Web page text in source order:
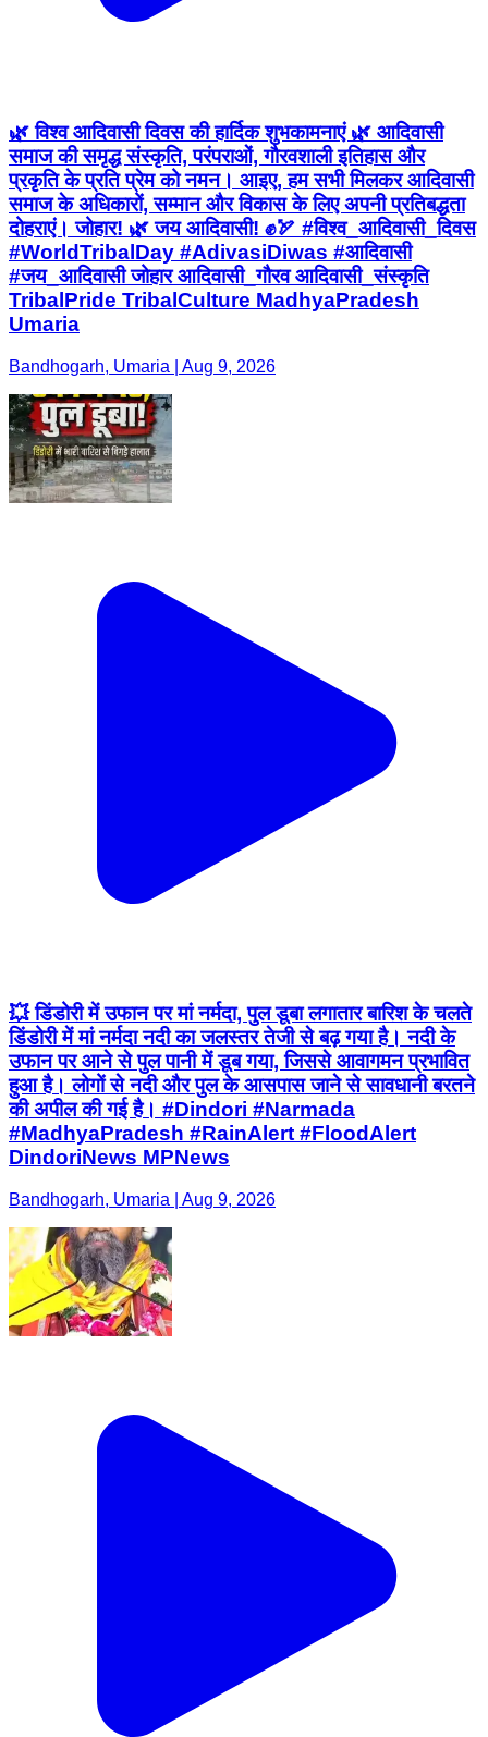
🌿 विश्व आदिवासी दिवस की हार्दिक शुभकामनाएं 🌿 आदिवासी
समाज की समृद्ध संस्कृति, परंपराओं, गौरवशाली इतिहास और
प्रकृति के प्रति प्रेम को नमन। आइए, हम सभी मिलकर आदिवासी
समाज के अधिकारों, सम्मान और विकास के लिए अपनी प्रतिबद्धता
दोहराएं। जोहार! 🌿 जय आदिवासी! ✊🏹 #विश्व_आदिवासी_दिवस
#WorldTribalDay #AdivasiDiwas #आदिवासी
#जय_आदिवासी जोहार आदिवासी_गौरव आदिवासी_संस्कृति
TribalPride TribalCulture MadhyaPradesh
Umaria
Bandhogarh, Umaria | Aug 9, 2026
💥 डिंडोरी में उफान पर मां नर्मदा, पुल डूबा लगातार बारिश के चलते
डिंडोरी में मां नर्मदा नदी का जलस्तर तेजी से बढ़ गया है। नदी के
उफान पर आने से पुल पानी में डूब गया, जिससे आवागमन प्रभावित
हुआ है। लोगों से नदी और पुल के आसपास जाने से सावधानी बरतने
की अपील की गई है। #Dindori #Narmada
#MadhyaPradesh #RainAlert #FloodAlert
DindoriNews MPNews
Bandhogarh, Umaria | Aug 9, 2026